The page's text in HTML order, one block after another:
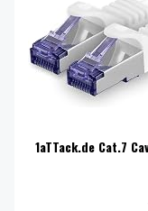
1aTTack.de Cat.7